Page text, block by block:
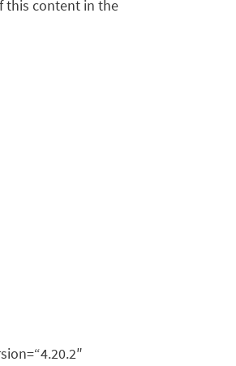
this content in the